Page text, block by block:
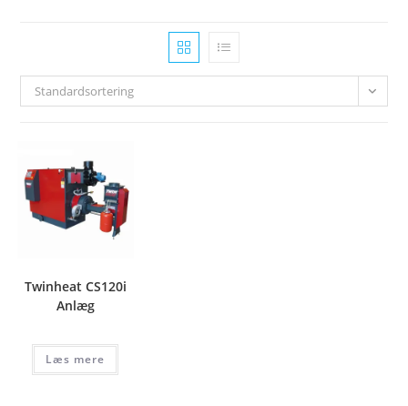
Standardsortering
Twinheat CS120i
Anlæg
Læs mere